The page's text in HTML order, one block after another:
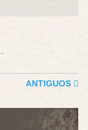
ANTIGUOS